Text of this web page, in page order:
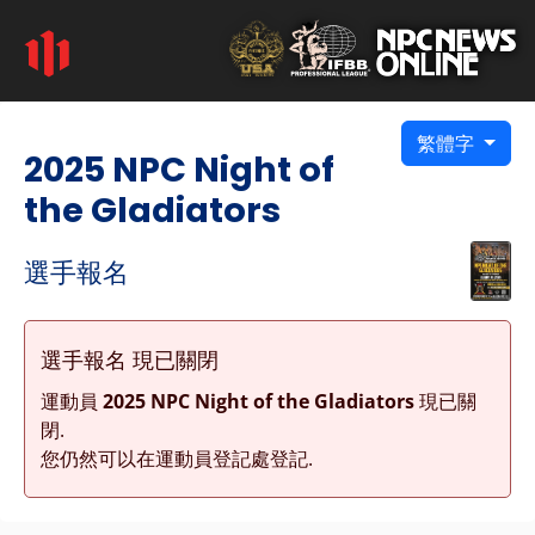
繁體字
2025 NPC Night of
the Gladiators
選手報名
選手報名 現已關閉
運動員 2025 NPC Night of the Gladiators現已關
閉.
您仍然可以在運動員登記處登記.